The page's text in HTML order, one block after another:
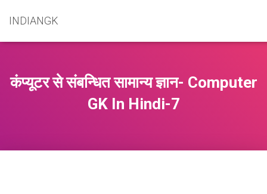
INDIANGK
कंप्यूटर से संबन्धित सामान्य ज्ञान- Computer
GK In Hindi-7